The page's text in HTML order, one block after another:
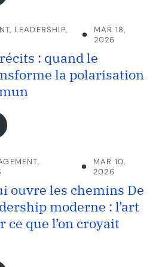
, LEADERSHIP,
MAR 18,
2026
: quand le
la polarisation
,
MAR 10,
2026
ouvre les chemins De
moderne : l’art
ce que l’on croyait